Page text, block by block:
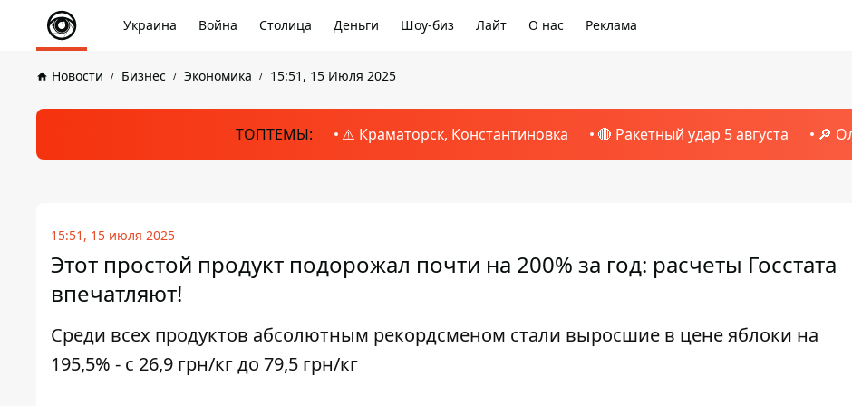
Украина Война Столица Деньги Шоу-биз Лайт О нас Реклама
Новости Бизнес Экономика 15:51, 15 Июля 2025
ТОПТЕМЫ: ⚠️ Краматорск, Константиновка 🔴 Ракетный удар 5 августа 🔎
15:51, 15 июля 2025
Этот простой продукт подорожал почти на 200% за год: расчеты Госстата
впечатляют!
Среди всех продуктов абсолютным рекордсменом стали выросшие в цене яблоки на
195,5% - с 26,9 грн/кг до 79,5 грн/кг